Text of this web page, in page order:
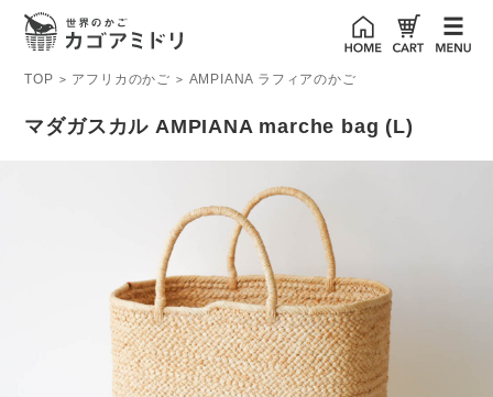
TOP > アフリカのかご > AMPIANA ラフィアのかご
マダガスカル AMPIANA marche bag (L)